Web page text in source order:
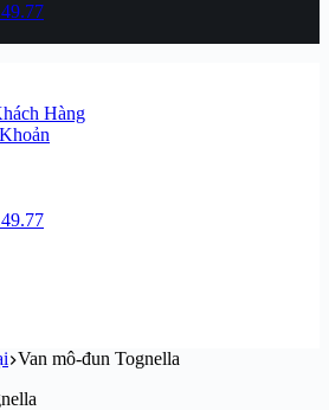
Hàng
Van mô-đun Tognella